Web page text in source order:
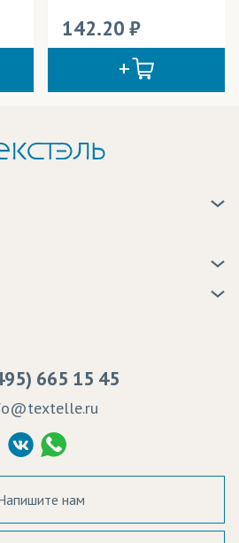
142.20
ПД
665 15 45
нам